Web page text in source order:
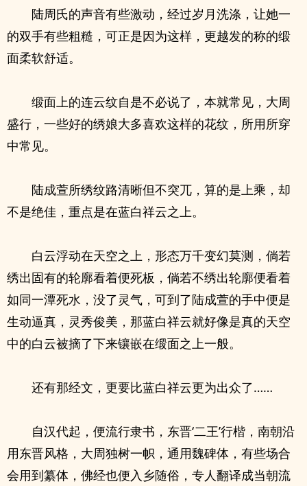
陆周氏的声音有些激动，经过岁月洗涤，让她一
的双手有些粗糙，可正是因为这样，更越发的称的缎
面柔软舒适。
缎面上的连云纹自是不必说了，本就常见，大周
盛行，一些好的绣娘大多喜欢这样的花纹，所用所穿
中常见。
陆成萱所绣纹路清晰但不突兀，算的是上乘，却
不是绝佳，重点是在蓝白祥云之上。
白云浮动在天空之上，形态万千变幻莫测，倘若
绣出固有的轮廓看着便死板，倘若不绣出轮廓便看着
如同一潭死水，没了灵气，可到了陆成萱的手中便是
生动逼真，灵秀俊美，那蓝白祥云就好像是真的天空
中的白云被摘了下来镶嵌在缎面之上一般。
还有那经文，更要比蓝白祥云更为出众了……
自汉代起，便流行隶书，东晋‘二王’行楷，南朝沿
用东晋风格，大周独树一帜，通用魏碑体，有些场合
会用到纂体，佛经也便入乡随俗，专人翻译成当朝流